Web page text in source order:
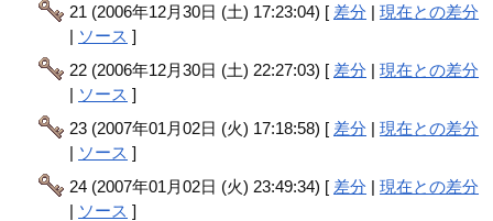
21 (2006年12月30日 (土) 17:23:04) [ 差分 |現在との差分
| ソース ]
22 (2006年12月30日 (土) 22:27:03) [ 差分 |現在との差分
| ソース ]
23 (2007年01月02日 (火) 17:18:58) [ 差分 |現在との差分
| ソース ]
24 (2007年01月02日 (火) 23:49:34) [ 差分 |現在との差分
| ソース ]